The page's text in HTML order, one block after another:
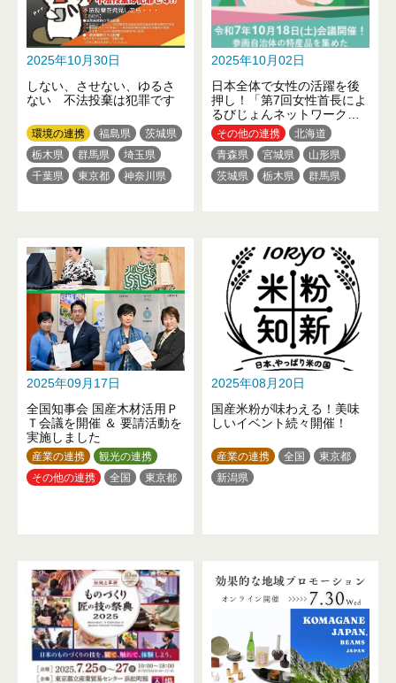
2025年10月30日
しない、させない、ゆるさ
ない 不法投棄は犯罪です
環境の連携 福島県
茨城県
栃木県
群馬県
埼玉県
千葉県
東京都
神奈川県
2025年10月02日
日本全体で女性の活躍を後
押し！「第7回女性首長によ
るびじょんネットワーク」
を開催します！
その他の連携
北海道
青森県
宮城県
山形県
茨城県
栃木県
群馬県
愛知県
三重県
滋賀県
京都府
大阪府
兵庫県
和歌山県
鳥取県
岡山県
山口県
徳島県
高知県
福岡県
熊本県
大分県
沖縄県
2025年09月17日
全国知事会 国産木材活用Ｐ
Ｔ会議を開催 ＆ 要請活動を
実施しました
産業の連携
観光の連携
その他の連携
全国 東京都
2025年08月20日
国産米粉が味わえる！美味
しいイベント続々開催！
産業の連携 全国
東京都
新潟県